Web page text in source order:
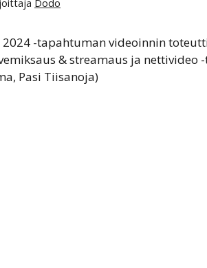
Dodo
-tapahtuman videoinnin
& streamaus ja nettivideo
Pasi Tiisanoja)